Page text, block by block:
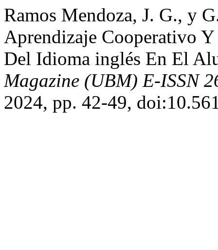
Ramos Mendoza, J. G., y
Aprendizaje Cooperativo
Del Idioma inglés En El
Magazine (UBM) E-ISSN
2024, pp. 42-49,